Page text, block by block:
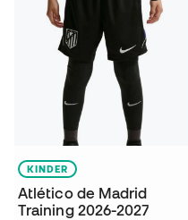
KINDER
Atlético de Madrid
Training 2026-2027